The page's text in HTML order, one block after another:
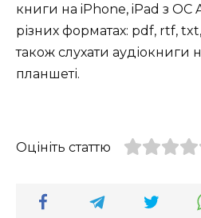
книги на iPhone, iPad з ОС
різних форматах: pdf, rtf,
також слухати аудіокниги
планшеті.
Оцініть статтю